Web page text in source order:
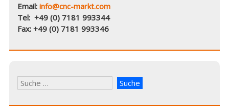
Email:info@cnc-markt.com
Tel: +49 (0) 7181 993344
Fax: +49 (0) 7181 993346